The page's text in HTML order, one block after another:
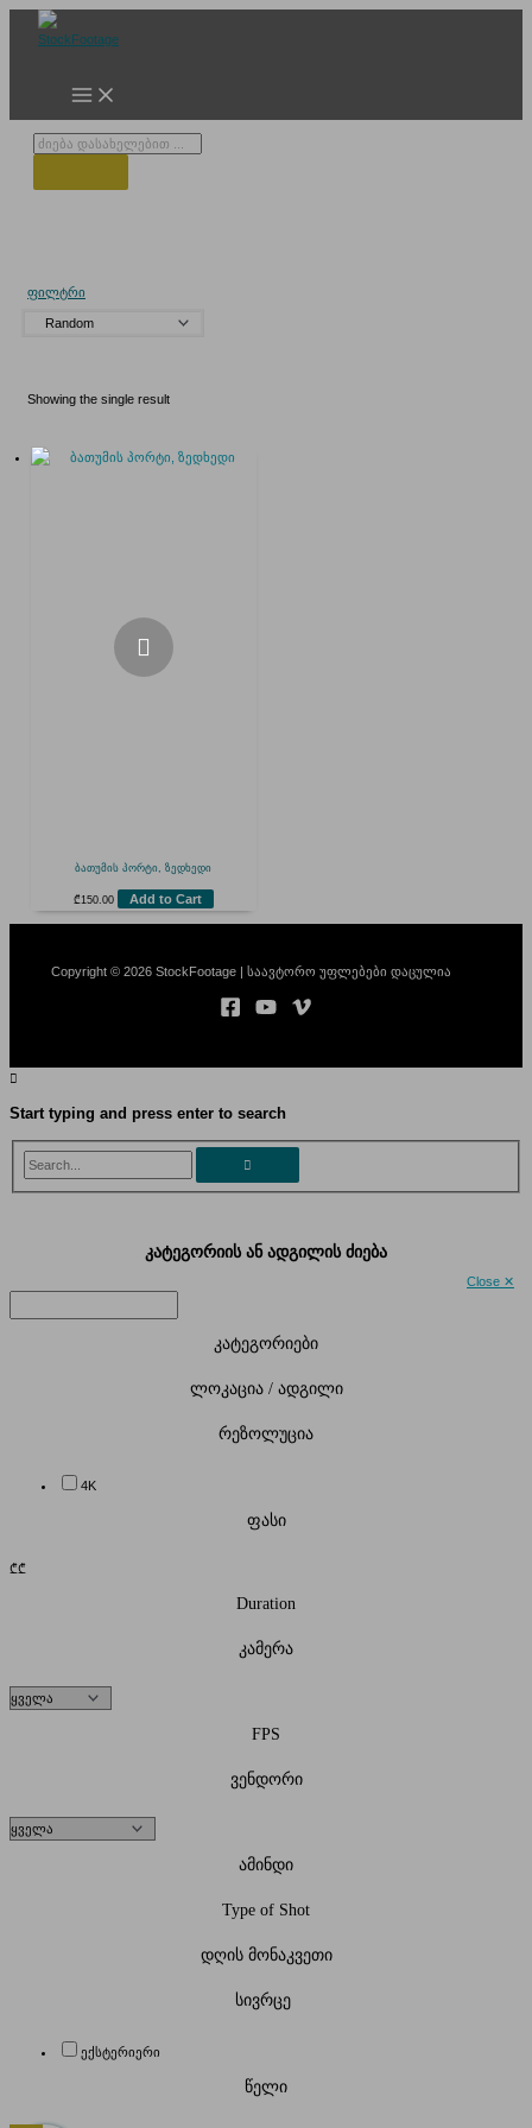
Products
ფილტრი
Showing the single result
ბათუმის პორტი, ზედხედი
₾ 150.00 Add to Cart
Copyright © 2026 StockFootage | საავტორო უფლებები დაცულია
Start typing and press enter to search
Search...
Close ✕
კატეგორიის ან ადგილის ძიება
კატეგორიები
ლოკაცია / ადგილი
რეზოლუცია
4K
ფასი
₾₾
Duration
კამერა
FPS
ვენდორი
ამინდი
Type of Shot
დღის მონაკვეთი
სივრცე
ექსტერიერი
წელი